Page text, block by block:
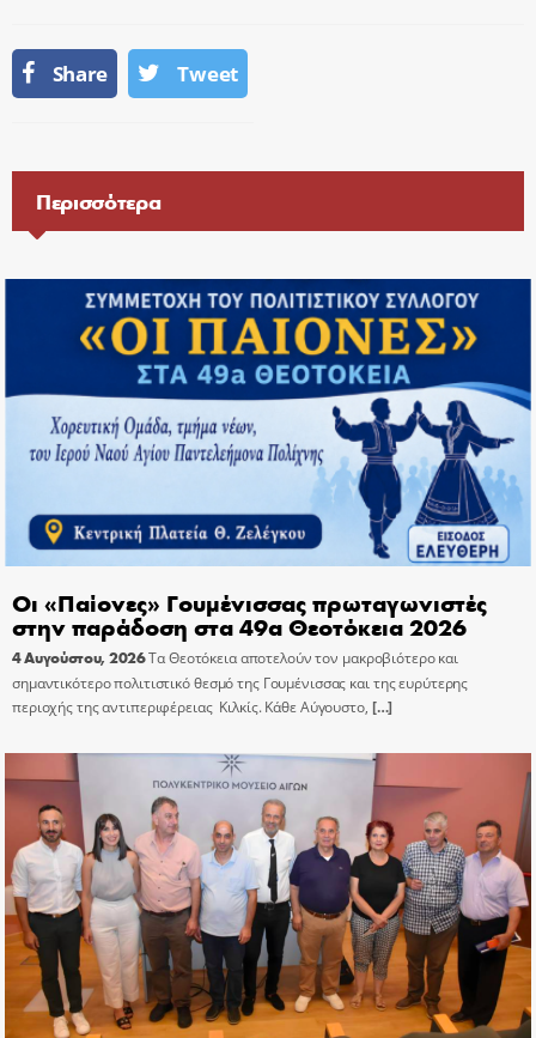
Share Tweet
Περισσότερα
Οι «Παίονες» Γουμένισσας πρωταγωνιστές
στην παράδοση στα 49α Θεοτόκεια 2026
4 Αυγούστου, 2026Τα Θεοτόκεια αποτελούν τον μακροβιότερο και
σημαντικότερο πολιτιστικό θεσμό της Γουμένισσας και της ευρύτερης
περιοχής της αντιπεριφέρειας Κιλκίς. Κάθε Αύγουστο, […]